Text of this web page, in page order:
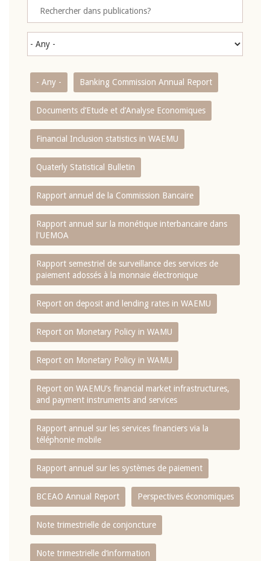
- Any - Banking Commission Annual Report
Documents d’Etude et d’Analyse Economiques
Financial Inclusion statistics in WAEMU
Quaterly Statistical Bulletin
Rapport annuel de la Commission Bancaire
Rapport annuel sur la monétique interbancaire dans
l'UEMOA
Rapport semestriel de surveillance des services de
paiement adossés à la monnaie électronique
Report on deposit and lending rates in WAEMU
Report on Monetary Policy in WAMU
Report on Monetary Policy in WAMU
Report on WAEMU’s financial market infrastructures,
and payment instruments and services
Rapport annuel sur les services financiers via la
téléphonie mobile
Rapport annuel sur les systèmes de paiement
BCEAO Annual Report Perspectives économiques
Note trimestrielle de conjoncture
Note trimestrielle d‘information